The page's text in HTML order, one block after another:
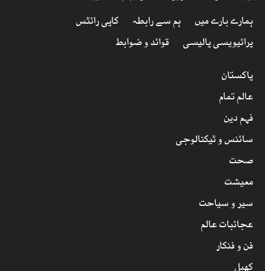
ہمارے بارے میں ہم سے رابطہ
کاپی رائٹس
پرائیویسی پالیسی
قوائد و ضوابط
پاکستان
عالم تمام
فہم دین
سائنس و ٹیکنالوجی
صحت
معیشت
سیر و سیاحت
عجائبات عالم
فن و فنکار